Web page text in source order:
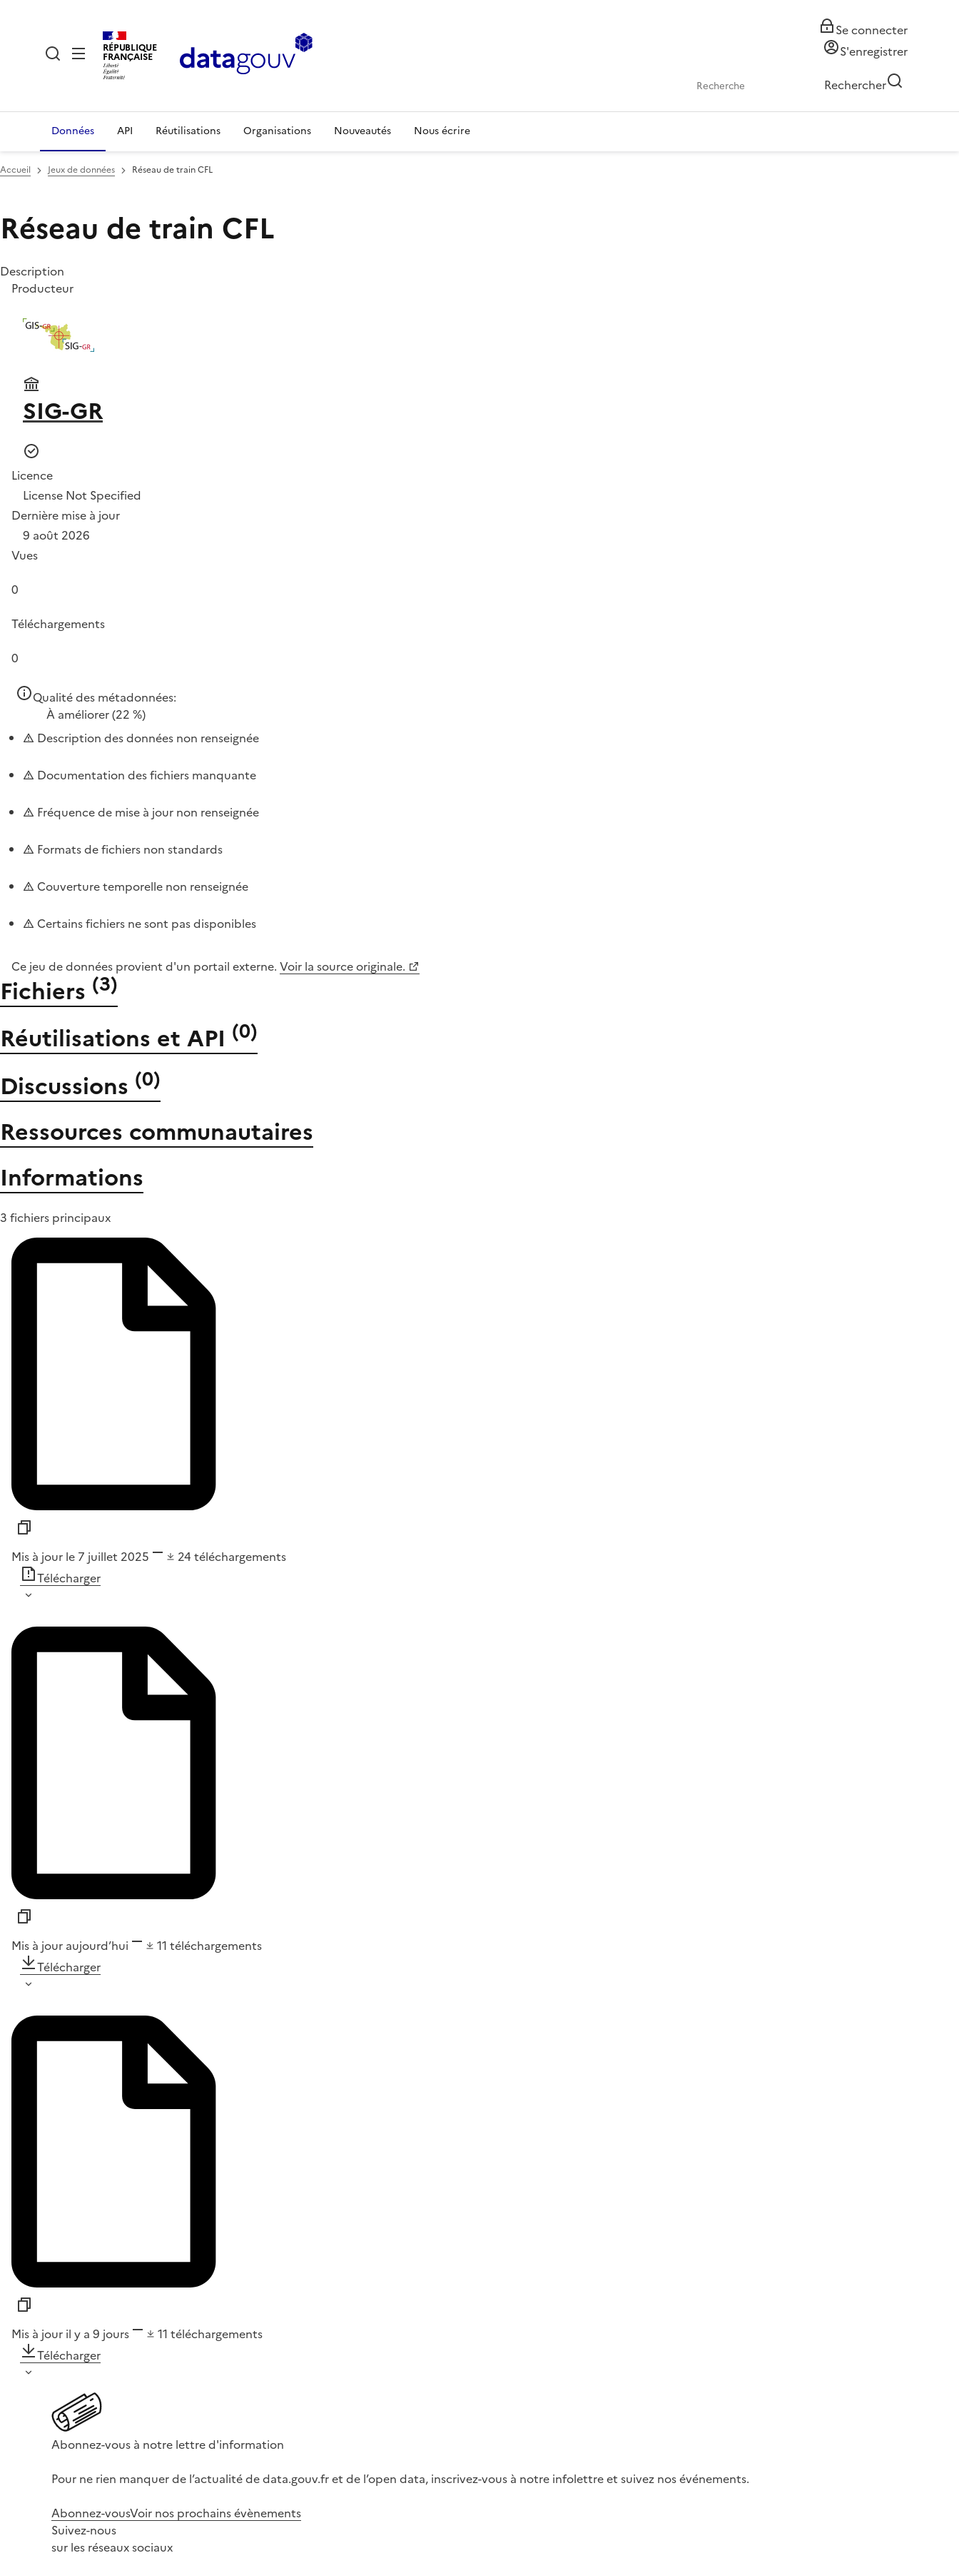
RÉPUBLIQUE
FRANÇAISE
Se connecter
S'enregistrer
Rechercher
Données API Réutilisations Organisations Nouveautés Nous écrire
Accueil Jeux de données Réseau de train CFL
Réseau de train CFL
Description
Producteur
SIG-GR
Licence
License Not Specified
Dernière mise à jour
9 août 2026
Vues
0
Téléchargements
0
Qualité des métadonnées:
À améliorer(22 %)
Description des données non renseignée
Documentation des fichiers manquante
Fréquence de mise à jour non renseignée
Formats de fichiers non standards
Couverture temporelle non renseignée
Certains fichiers ne sont pas disponibles
Ce jeu de données provient d'un portail externe. Voir la source originale.
Fichiers (3)
Réutilisations et API (0)
Discussions (0)
Ressources communautaires
Informations
3 fichiers principaux
Mis à jour le 7 juillet 2025 24 téléchargements
Télécharger
Mis à jour aujourd’hui 11 téléchargements
Télécharger
Mis à jour il y a 9 jours 11 téléchargements
Télécharger
Abonnez-vous à notre lettre d'information
Pour ne rien manquer de l’actualité de data.gouv.fr et de l’open data, inscrivez-vous à notre infolettre et suivez nos événements.
Abonnez-vousVoir nos prochains évènements
Suivez-nous
sur les réseaux sociaux